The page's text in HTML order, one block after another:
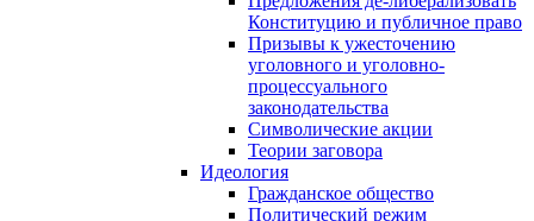
Конституцию и публичное право
Призывы к ужесточению
уголовного и уголовно-
процессуального
законодательства
Символические акции
Теории заговора
Идеология
Гражданское общество
Политический режим